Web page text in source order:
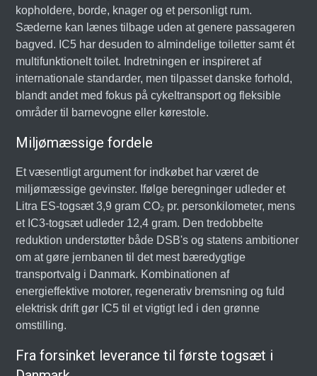
kopholdere, borde, knager og et personligt rum.
Sæderne kan lænes tilbage uden at genere passageren
bagved. IC5 har desuden to almindelige toiletter samt ét
multifunktionelt toilet. Indretningen er inspireret af
internationale standarder, men tilpasset danske forhold,
blandt andet med fokus på cykeltransport og fleksible
områder til barnevogne eller kørestole.
Miljømæssige fordele
Et væsentligt argument for indkøbet har været de
miljømæssige gevinster. Ifølge beregninger udleder et
Litra ES-togsæt 3,9 gram CO₂ pr. personkilometer, mens
et IC3-togsæt udleder 12,4 gram. Den tredobbelte
reduktion understøtter både DSB's og statens ambitioner
om at gøre jernbanen til det mest bæredygtige
transportvalg i Danmark. Kombinationen af
energieffektive motorer, regenerativ bremsning og fuld
elektrisk drift gør IC5 til et vigtigt led i den grønne
omstilling.
Fra forsinket leverance til første togsæt i